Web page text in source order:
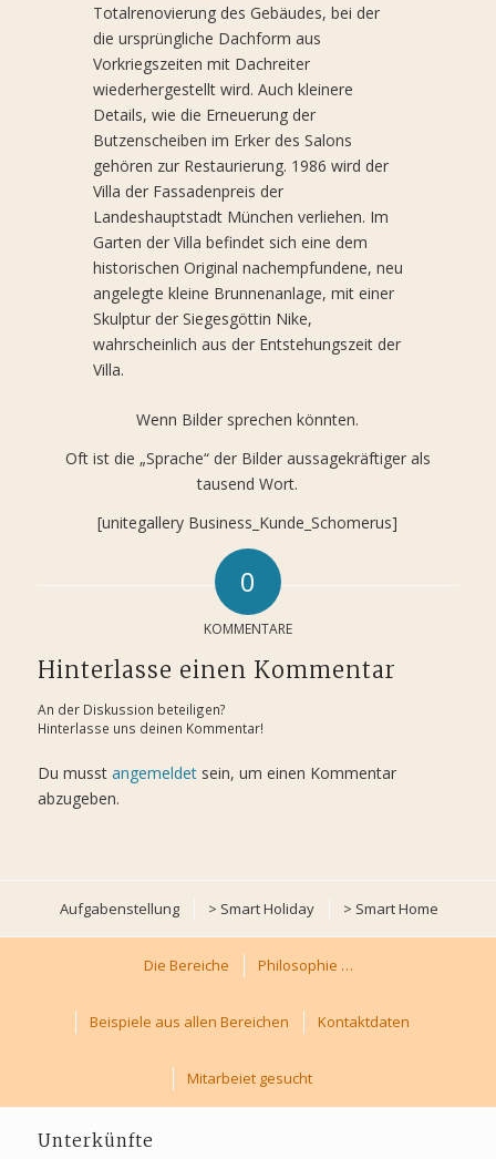
Totalrenovierung des Gebäudes, bei der
die ursprüngliche Dachform aus
Vorkriegszeiten mit Dachreiter
wiederhergestellt wird. Auch kleinere
Details, wie die Erneuerung der
Butzenscheiben im Erker des Salons
gehören zur Restaurierung. 1986 wird der
Villa der Fassadenpreis der
Landeshauptstadt München verliehen. Im
Garten der Villa befindet sich eine dem
historischen Original nachempfundene, neu
angelegte kleine Brunnenanlage, mit einer
Skulptur der Siegesgöttin Nike,
wahrscheinlich aus der Entstehungszeit der
Villa.
Wenn Bilder sprechen könnten.
Oft ist die „Sprache“ der Bilder aussagekräftiger als
tausend Wort.
[unitegallery Business_Kunde_Schomerus]
0
KOMMENTARE
Hinterlasse einen Kommentar
An der Diskussion beteiligen?
Hinterlasse uns deinen Kommentar!
Du musst angemeldetsein, um einen Kommentar
abzugeben.
Aufgabenstellung > Smart Holiday > Smart Home
> Smart Business > Smart Event
Die Bereiche Philosophie …
Beispiele aus allen Bereichen Kontaktdaten
Mitarbeiet gesucht
Seiten die wir gerne empfehlen:
Unterkünfte